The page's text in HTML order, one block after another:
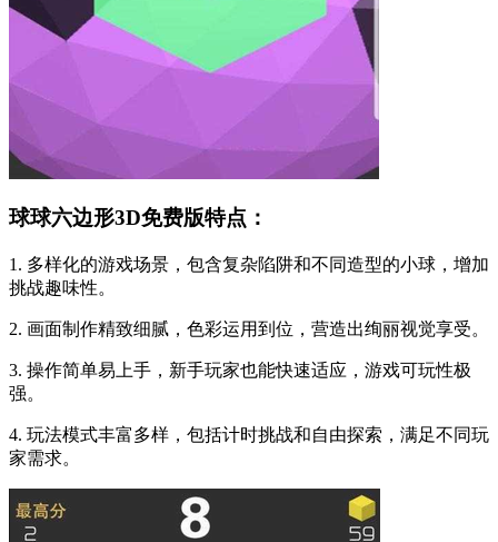
球球六边形3D免费版特点：
1. 多样化的游戏场景，包含复杂陷阱和不同造型的小球，增加
挑战趣味性。
2. 画面制作精致细腻，色彩运用到位，营造出绚丽视觉享受。
3. 操作简单易上手，新手玩家也能快速适应，游戏可玩性极
强。
4. 玩法模式丰富多样，包括计时挑战和自由探索，满足不同玩
家需求。